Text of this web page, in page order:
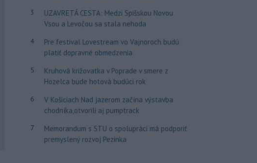
3
UZAVRETÁ CESTA: Medzi Spišskou Novou
Vsou a Levočou sa stala nehoda
4
Pre festival Lovestream vo Vajnoroch budú
platiť dopravné obmedzenia
5
Kruhová križovatka v Poprade v smere z
Hozelca bude hotová budúci rok
6
V Košiciach Nad jazerom začína výstavba
chodníka,otvorili aj pumptrack
7
Memorandum s STU o spolupráci má podporiť
premyslený rozvoj Pezinka